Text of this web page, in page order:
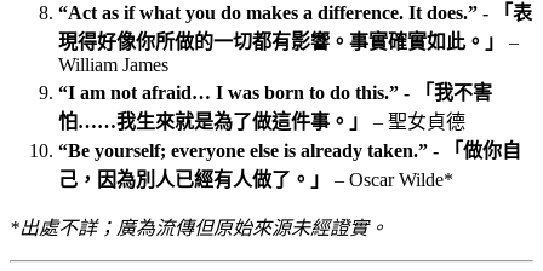
“Act as if what you do makes a difference. It does.” - 「表
現得好像你所做的一切都有影響。事實確實如此。」
–
William James
“I am not afraid… I was born to do this.” - 「我不害
怕……我生來就是為了做這件事。」
– 聖女貞德
“Be yourself; everyone else is already taken.” - 「做你自
己，因為別人已經有人做了。」
– Oscar Wilde*
*出處不詳；廣為流傳但原始來源未經證實。